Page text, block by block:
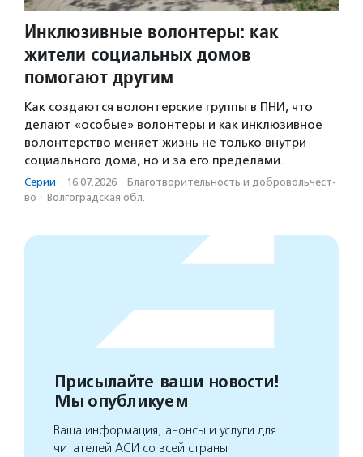
Инклюзивные волонтеры: как
жители социальных домов
помогают другим
Как создаются волонтерские группы в ПНИ, что
делают «особые» волонтеры и как инклюзивное
волонтерство меняет жизнь не только внутри
социального дома, но и за его пределами.
Серии · 16.07.2026 · Благотвори­тель­ность и доброволь­чест­
во · Волгоградская обл.
Присылайте ваши новости!
Мы опубликуем
Ваша информация, анонсы и услуги для
читателей АСИ со всей страны